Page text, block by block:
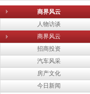
商界风云
人物访谈
商界风云
招商投资
汽车风采
房产文化
今日新闻